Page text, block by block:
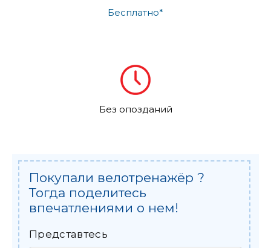
Бесплатно*
Без опозданий
Покупали велотренажёр ?
Тогда поделитесь
впечатлениями о нем!
Представтесь